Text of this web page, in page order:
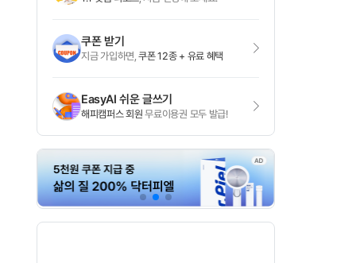
쿠폰 받기
지금 가입하면,쿠폰 12종 + 유료 혜택
EasyAI 쉬운 글쓰기
해피캠퍼스 회원 무료이용권 모두 발급!